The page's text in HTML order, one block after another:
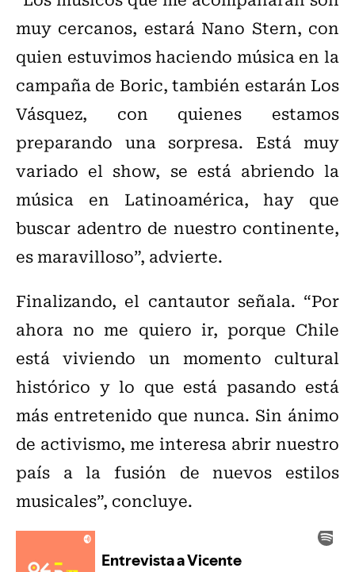
muy cercanos, estará Nano Stern, con
quien estuvimos haciendo música en la
campaña de Boric, también estarán Los
Vásquez, con quienes estamos
preparando una sorpresa. Está muy
variado el show, se está abriendo la
música en Latinoamérica, hay que
buscar adentro de nuestro continente,
es maravilloso”, advierte.
Finalizando, el cantautor señala. “Por
ahora no me quiero ir, porque Chile
está viviendo un momento cultural
histórico y lo que está pasando está
más entretenido que nunca. Sin ánimo
de activismo, me interesa abrir nuestro
país a la fusión de nuevos estilos
musicales”, concluye.